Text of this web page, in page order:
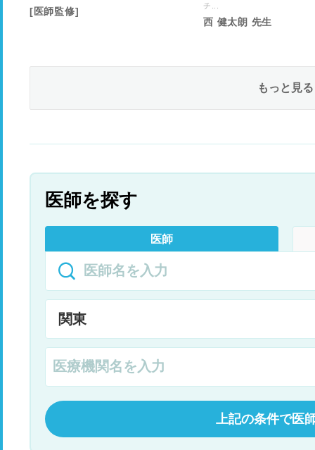
[医師監修]
チ...
西 健太朗 先生
もっと見る
医師を探す
医師
上記の条件で医